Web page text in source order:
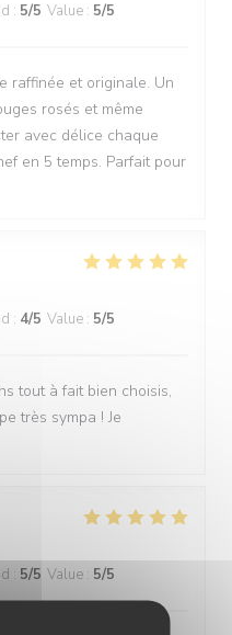
: 5/5 Value : 5/5
raffinée et originale. Un
rosés et même
avec délice chaque
en 5 temps. Parfait pour
: 4/5 Value : 5/5
tout à fait bien choisis,
très sympa ! Je
: 5/5 Value : 5/5